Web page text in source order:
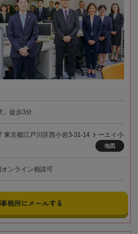
」徒歩3分
東京都江戸川区西小岩3-31-14 トーエイ小
地図
ンライン相談可
事務所にメールする